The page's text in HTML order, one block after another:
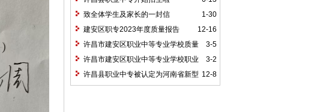
1-30
致全体学生及家长的一封信
12-16
建安区职专2023年度质量报告
3-5
许昌市建安区职业中等专业学校质量
年度报告（2018年）
3-2
许昌市建安区职业中等专业学校职业
教育质量年度报告 （2019年）
12-8
许昌县职业中专被认定为河南省新型